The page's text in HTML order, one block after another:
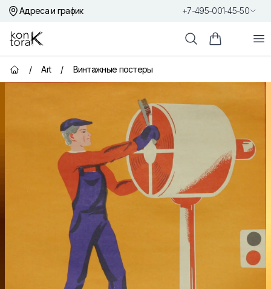
Адреса и график +7-495-001-45-50
Контора К
ПоискКорзина
Главная страница
/ Art / Винтажные постеры